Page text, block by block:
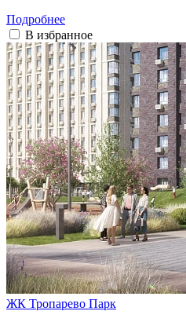
Подробнее
В избранное
ЖК Тропарево Парк